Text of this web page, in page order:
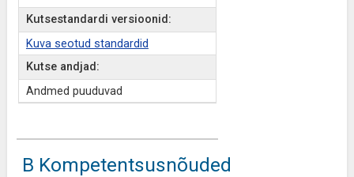
Kutsestandardi versioonid:
Kuva seotud standardid
Kutse andjad:
Andmed puuduvad
B Kompetentsusnõuded